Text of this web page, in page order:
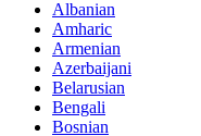
Albanian
Amharic
Armenian
Azerbaijani
Belarusian
Bengali
Bosnian